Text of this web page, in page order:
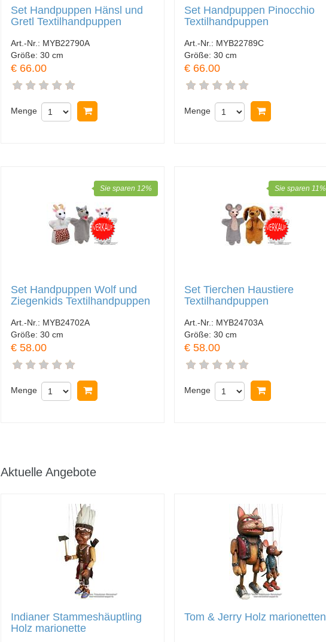
Set Handpuppen Hänsl und
Gretl Textilhandpuppen
Art.-Nr.: MYB22790A
Größe: 30 cm
€ 66.00
Menge
Set Handpuppen Pinocchio
Textilhandpuppen
Art.-Nr.: MYB22789C
Größe:30 cm
€ 66.00
Menge
Set Handpuppen Wolf und
Ziegenkids Textilhandpuppen
Art.-Nr.: MYB24702A
Größe: 30 cm
€ 58.00
Sie sparen 12%
Menge
Set Tierchen Haustiere
Textilhandpuppen
Art.-Nr.: MYB24703A
Größe:30 cm
€ 58.00
Sie sparen 11%
Menge
Aktuelle Angebote
Indianer Stammeshäuptling
Holz marionette
Tom & Jerry Holz marionetten